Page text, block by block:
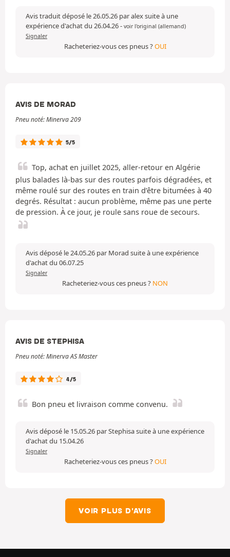
Avis traduit déposé le 26.05.26 par alex suite à une
expérience d'achat du 26.04.26- voir l'original (allemand)
Signaler
Racheteriez-vous ces pneus ?OUI
AVIS DE MORAD
Pneu noté: Minerva 209
5/5
Top, achat en juillet 2025, aller-retour en Algérie
plus balades là-bas sur des routes parfois dégradées, et
même roulé sur des routes en train d’être bitumées à 40
degrés. Résultat : aucun problème, même pas une perte
de pression. À ce jour, je roule sans roue de secours.
Avis déposé le 24.05.26 par Morad suite à une expérience
d'achat du 06.07.25
Signaler
Racheteriez-vous ces pneus ? NON
AVIS DE STEPHISA
Pneu noté: Minerva AS Master
4/5
Bon pneu et livraison comme convenu.
Avis déposé le 15.05.26 par Stephisa suite à une expérience
d'achat du 15.04.26
Signaler
Racheteriez-vous ces pneus ?OUI
VOIR PLUS D'AVIS